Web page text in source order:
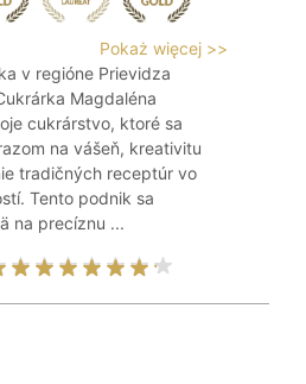
Pokaż więcej >>
v regióne Prievidza
Magdaléna
cukrárstvo, ktoré sa
na vášeň, kreativitu
tradičných receptúr vo
Tento podnik sa
na precíznu ...